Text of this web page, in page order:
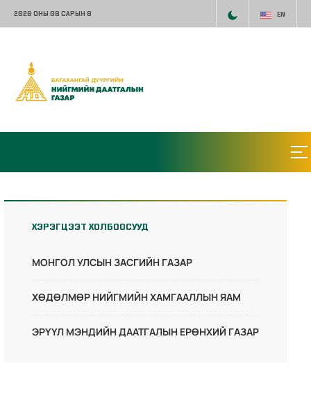
2026 ОНЫ 08 САРЫН 8 EN
ХЭРЭГЦЭЭТ ХОЛБООСУУД
МОНГОЛ УЛСЫН ЗАСГИЙН ГАЗАР
ХӨДӨЛМӨР НИЙГМИЙН ХАМГААЛЛЫН ЯАМ
ЭРҮҮЛ МЭНДИЙН ДААТГАЛЫН ЕРӨНХИЙ ГАЗАР